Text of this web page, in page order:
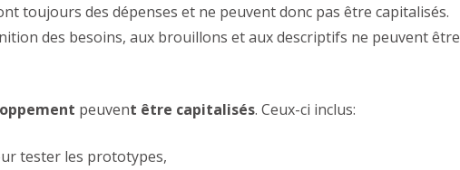
toujours des dépenses et ne peuvent donc pas être capitalisés.
des besoins, aux brouillons et aux descriptifs ne peuvent être
peuvent être capitalisés. Ceux-ci inclus:
tester les prototypes,